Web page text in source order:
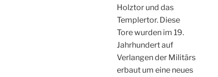
Holztor und das
Templertor. Diese
Tore wurden im 19.
Jahrhundert auf
Verlangen der Militärs
erbaut um eine neues